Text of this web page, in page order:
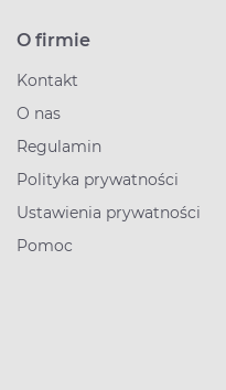
O firmie
Kontakt
O nas
Regulamin
Polityka prywatności
Ustawienia prywatności
Pomoc